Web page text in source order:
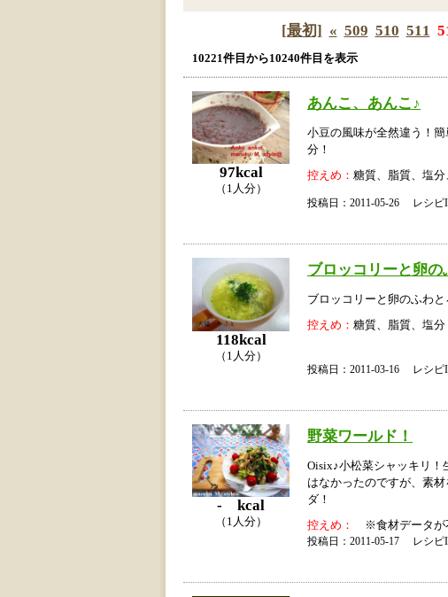
[最初] « 509 510 511
10221件目から10240件目を表示
97kcal
（1人分）
あんこ、あんこ♪
小豆の風味が全然違う！
分！
控えめ： 糖質、脂質、塩
投稿日：2011-05-26 レシ
118kcal
（1人分）
ブロッコリーと卵
ブロッコリーと卵のふわ
控えめ： 糖質、脂質、塩分
投稿日：2011-03-16 レシ
- kcal
（1人分）
野菜ワールド！
Oisix♪小松菜シャッキリ
はなかったのですが、素
ダ！
控えめ： ※食材データが
投稿日：2011-05-17 レシ